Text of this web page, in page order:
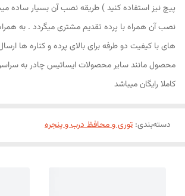
پیچ نیز استفاده کنید ) طریقه نصب آن بسیار ساده
نصب آن همراه با پرده تقدیم مشتری میگردد . به
های با کیفیت دو طرفه برای بالای پرده و کناره ها
محصول مانند سایر محصولات ایساتیس چادر به
کاملا رایگان میباشد
دسته‌بندی: توری و محافظ درب و پنجره